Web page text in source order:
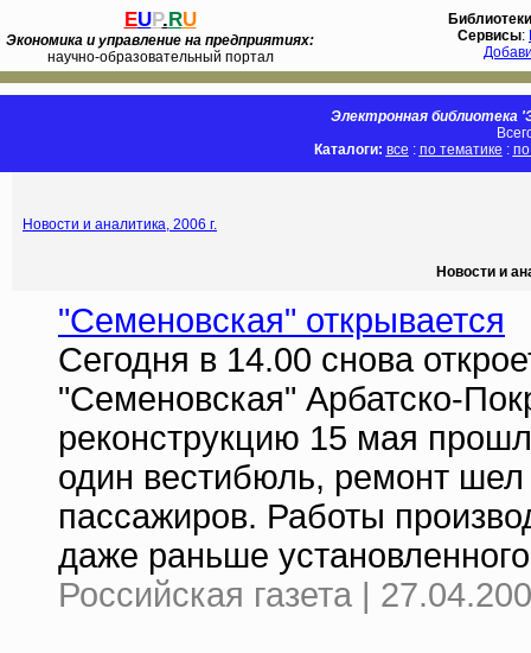
EUP.RU
Экономика и управление на предприятиях:
научно-образовательный портал
Библиотеки
Сервисы:
Электронная библиотека
Каталоги: все : по тематике :
Новости и аналитика, 2006 г.
Новости и
"Семеновская" открывается
Сегодня в 14.00 снова
"Семеновская" Арбатско-
реконструкцию 15 мая
один вестибюль, ремонт
пассажиров. Работы
даже раньше
Российская газета |